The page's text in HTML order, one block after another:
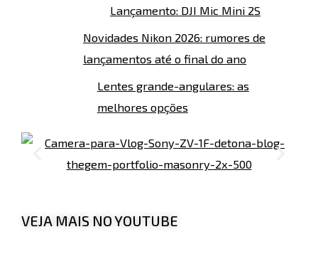
Lançamento: DJI Mic Mini 2S
Novidades Nikon 2026: rumores de
lançamentos até o final do ano
Lentes grande-angulares: as
melhores opções
VEJA MAIS NO YOUTUBE